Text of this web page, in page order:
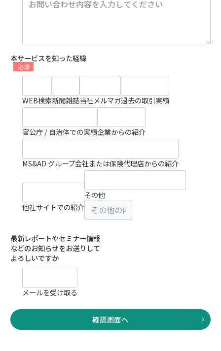
本サービスを知った経緯
WEB検索新聞雑誌当社メルマガ過去の取引実績
官公庁 / 自治体での実績企業からの紹介
MS&AD グループ会社または保険代理店からの紹介
他社サイトでの紹介
その他
最新レポートやセミナー情報
などのお知らせをお送りして
よろしいですか
メールを受け取る
確認画面へ